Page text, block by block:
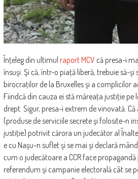
Înţeleg din ultimul raport MCV că presa-i
însuşi. Şi că, într-o piaţă liberă, trebuie să-
birocraţilor de la Bruxelles şi a complicilor
Fiindcă din cauza ei stă măreaţa justiţie pe
drept. Sigur, presa-i extrem de vinovată.
(produse de serviciile secrete şi folosite-n
justiţie) potrivit cărora un judecător al
e cu Naşu-n suflet şi se mai şi declară
cum o judecătoare a CCR face
referendum şi campanie electorală cât se